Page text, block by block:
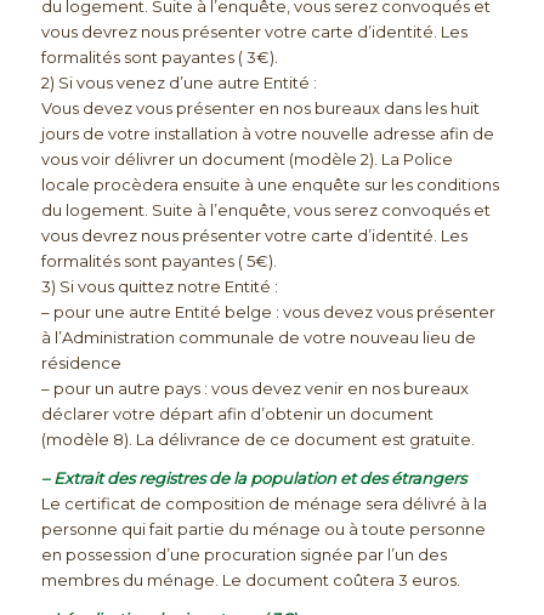
du logement. Suite à l’enquête, vous serez convoqués et
vous devrez nous présenter votre carte d’identité. Les
formalités sont payantes ( 3€).
2) Si vous venez d’une autre Entité :
Vous devez vous présenter en nos bureaux dans les huit
jours de votre installation à votre nouvelle adresse afin de
vous voir délivrer un document (modèle 2). La Police
locale procèdera ensuite à une enquête sur les conditions
du logement. Suite à l’enquête, vous serez convoqués et
vous devrez nous présenter votre carte d’identité. Les
formalités sont payantes ( 5€).
3) Si vous quittez notre Entité :
– pour une autre Entité belge : vous devez vous présenter
à l’Administration communale de votre nouveau lieu de
résidence
– pour un autre pays : vous devez venir en nos bureaux
déclarer votre départ afin d’obtenir un document
(modèle 8). La délivrance de ce document est gratuite.
– Extrait des registres de la population et des étrangers
Le certificat de composition de ménage sera délivré à la
personne qui fait partie du ménage ou à toute personne
en possession d’une procuration signée par l’un des
membres du ménage. Le document coûtera 3 euros.